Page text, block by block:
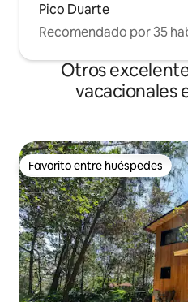
Pico Duarte
Recomendado por 35
Otros
vacacionales
Favorito entre huéspedes
Favorito entre huéspedes